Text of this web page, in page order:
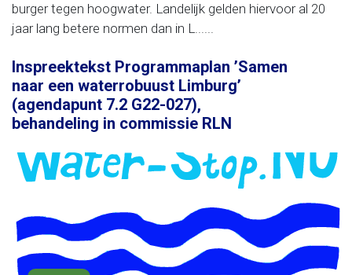
burger tegen hoogwater. Landelijk gelden hiervoor al 20
jaar lang betere normen dan in L......
Inspreektekst Programmaplan ’Samen
naar een waterrobuust Limburg’
(agendapunt 7.2 G22-027),
behandeling in commissie RLN